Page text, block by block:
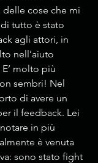
delle cose che mi
tutto è stato
agli attori, in
nell’aiuto
molto più
sembri! Nel
di avere un
il feedback. Lei
in più
è venuta
sono stato fight